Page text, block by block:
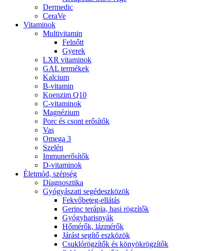
Dermedic
CeraVe
Vitaminok
Multivitamin
Felnőtt
Gyerek
LXR vitaminok
GAL termékek
Kalcium
B-vitamin
Koenzim Q10
C-vitaminok
Magnézium
Porc és csont erősítők
Vas
Omega 3
Szelén
Immunerősítők
D-vitaminok
Életmód, szépség
Diagnosztika
Gyógyászati segédeszközök
Fekvőbeteg-ellátás
Gerinc terápia, hasi rögzítők
Gyógyharisnyák
Hőmérők, lázmérők
Járást segítő eszközök
Csuklórögzítők és könyökrögzítők